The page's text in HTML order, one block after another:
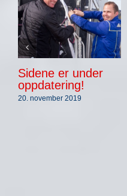
Sidene er under
oppdatering!
20. november 2019